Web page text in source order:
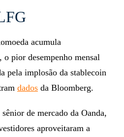
acumula
o pior desempenho mensal
pela implosão da stablecoin
dados da Bloomberg.
de mercado da Oanda,
aproveitaram a